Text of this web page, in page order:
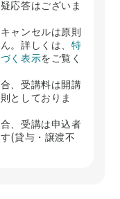
応答はございま
ャンセルは原則
。詳しくは、 特
く表示をご覧く
、受講料は開講
としておりま
、受講は申込者
(貸与・譲渡不